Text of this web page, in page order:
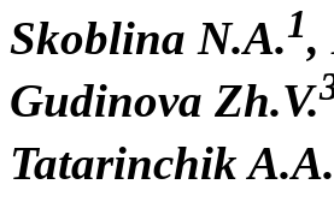
Skoblina N.A.1,
Gudinova Zh.V.
Tatarinchik A.A.